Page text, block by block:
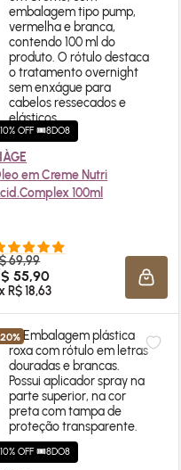
À SACOLA
10% OFF 🎟️8DO8
em Creme Nutri
100ml
69,99
55,90
R$ 18,63
10% OFF 🎟️8DO8